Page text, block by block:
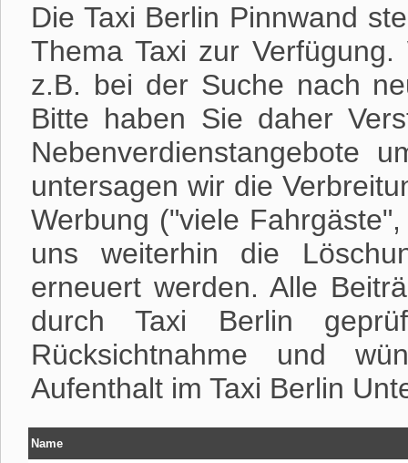
Die Taxi Berlin Pinnwand
Thema Taxi zur
z.B. bei der Suche nach
Bitte haben Sie daher
Nebenverdienstangebote
untersagen wir die
Werbung ("viele
uns weiterhin die
erneuert werden. Alle
durch Taxi Berlin
Rücksichtnahme und
Aufenthalt im Taxi Berlin
Name